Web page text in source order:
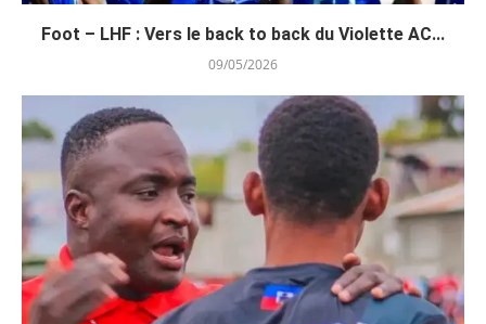
Foot – LHF : Vers le back to back du Violette AC...
09/05/2026